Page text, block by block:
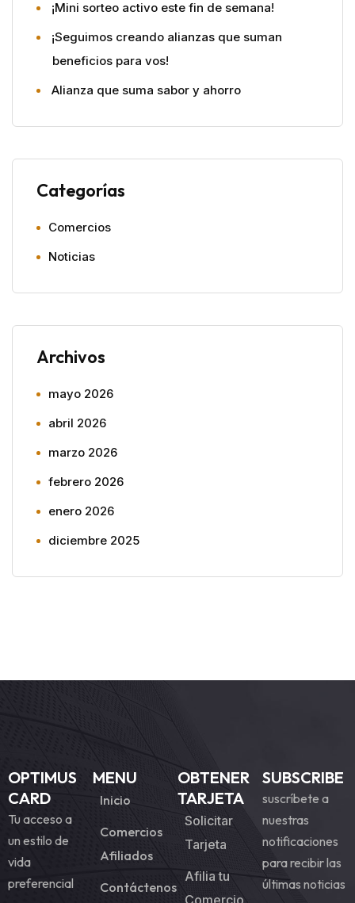
¡Mini sorteo activo este fin de semana!
¡Seguimos creando alianzas que suman
beneficios para vos!
Alianza que suma sabor y ahorro
Categorías
Comercios
Noticias
Archivos
mayo 2026
abril 2026
marzo 2026
febrero 2026
enero 2026
diciembre 2025
OPTIMUS
CARD
Tu acceso a
un estilo de
vida
preferencial
MENU
Inicio
Comercios
Afiliados
Contáctenos
OBTENER
TARJETA
Solicitar
Tarjeta
Afilia tu
SUBSCRIBE
suscríbete a
nuestras
notificaciones
para recibir las
últimas noticias